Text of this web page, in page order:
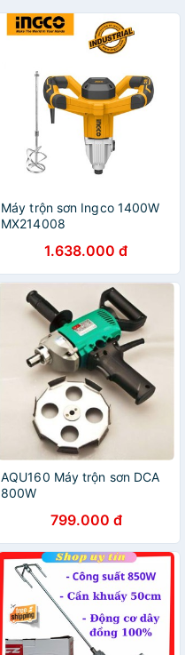
Máy trộn sơn Ingco 1400W
MX214008
1.638.000 đ
AQU160 Máy trộn sơn DCA
800W
799.000 đ